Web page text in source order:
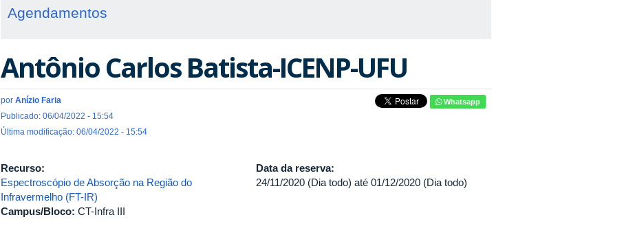
Agendamentos
Antônio Carlos Batista-ICENP-UFU
por Anízio Faria
Publicado: 06/04/2022 - 15:54
Última modificação: 06/04/2022 - 15:54
Whatsapp
Recurso:
Espectroscópio de Absorção na Região do
Infravermelho (FT-IR)
Campus/Bloco: CT-Infra III
Data da reserva:
24/11/2020 (Dia todo) até01/12/2020 (Dia todo)